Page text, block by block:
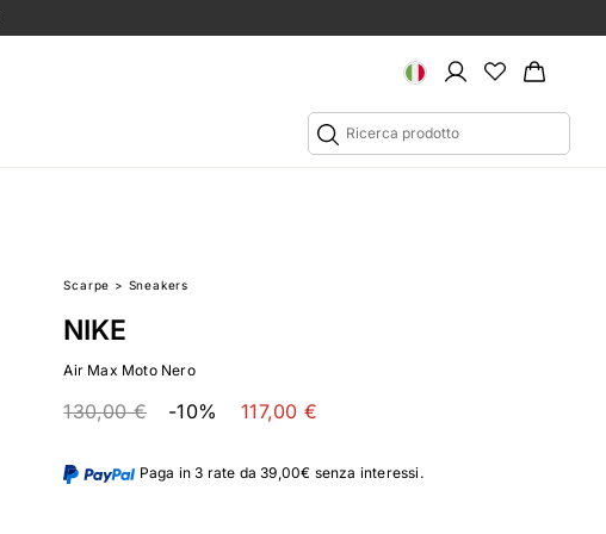
Scarpe > Sneakers
NIKE
Air Max Moto Nero
130,00 € -10% 117,00 €
Paga in 3 rate da 39,00€ senza interessi.